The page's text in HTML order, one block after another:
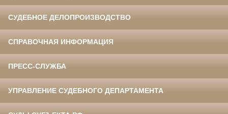
СУДЕБНОЕ ДЕЛОПРОИЗВОДСТВО
СПРАВОЧНАЯ ИНФОРМАЦИЯ
ПРЕСС-СЛУЖБА
УПРАВЛЕНИЕ СУДЕБНОГО ДЕПАРТАМЕНТА